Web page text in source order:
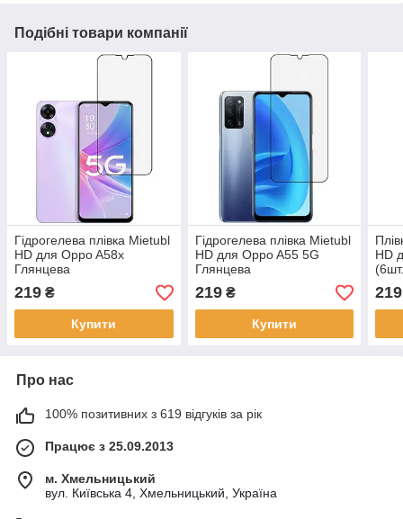
Подібні товари компанії
Гідрогелева плівка Mietubl
HD для Oppo A58x
Глянцева
219 ₴
Купити
Гідрогелева плівка Mietubl
HD для Oppo A55 5G
Глянцева
219₴
Купити
HD
219
Про нас
100% позитивних з 619 відгуків за рік
Працює з 25.09.2013
м. Хмельницький
вул. Київська 4, Хмельницький, Україна